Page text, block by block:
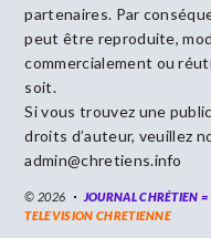
partenaires. Par
peut être reproduite,
commercialement ou
soit.
Si vous trouvez une
droits d’auteur, veuillez
admin@chretiens.info
© 2026 JOURNAL CHRÉTIEN
TELEVISION CHRETIENNE